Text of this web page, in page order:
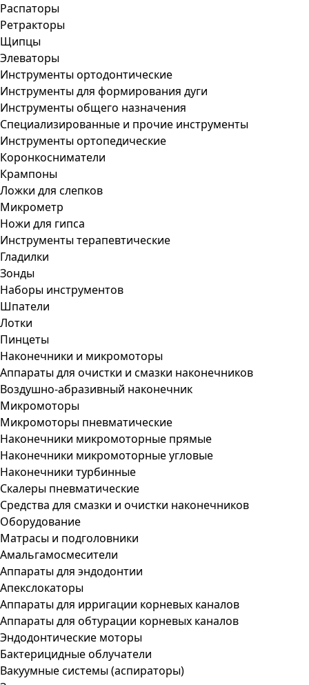
Распаторы
Ретракторы
Щипцы
Элеваторы
Инструменты ортодонтические
Инструменты для формирования дуги
Инструменты общего назначения
Специализированные и прочие инструменты
Инструменты ортопедические
Коронкосниматели
Крампоны
Ложки для слепков
Микрометр
Ножи для гипса
Инструменты терапевтические
Гладилки
Зонды
Наборы инструментов
Шпатели
Лотки
Пинцеты
Наконечники и микромоторы
Аппараты для очистки и смазки наконечников
Воздушно-абразивный наконечник
Микромоторы
Микромоторы пневматические
Наконечники микромоторные прямые
Наконечники микромоторные угловые
Наконечники турбинные
Скалеры пневматические
Средства для смазки и очистки наконечников
Оборудование
Матрасы и подголовники
Амальгамосмесители
Аппараты для эндодонтии
Апекслокаторы
Аппараты для ирригации корневых каналов
Аппараты для обтурации корневых каналов
Эндодонтические моторы
Бактерицидные облучатели
Вакуумные системы (аспираторы)